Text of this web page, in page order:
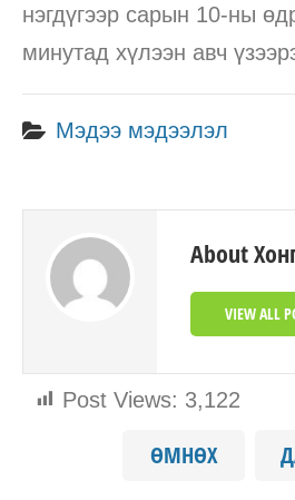
нэгдүгээр сарын 10-ны
минутад хүлээн авч
Post Views: 3,122
Мэдээ мэдээлэл
About
VIEW ALL
ӨМНӨХ